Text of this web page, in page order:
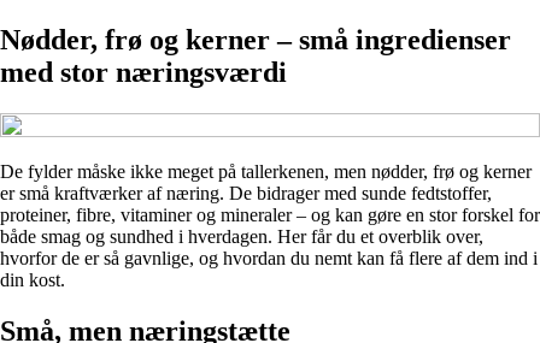
Nødder, frø og kerner – små ingredienser
med stor næringsværdi
De fylder måske ikke meget på tallerkenen, men nødder, frø og kerner
er små kraftværker af næring. De bidrager med sunde fedtstoffer,
proteiner, fibre, vitaminer og mineraler – og kan gøre en stor forskel for
både smag og sundhed i hverdagen. Her får du et overblik over,
hvorfor de er så gavnlige, og hvordan du nemt kan få flere af dem ind i
din kost.
Små, men næringstætte